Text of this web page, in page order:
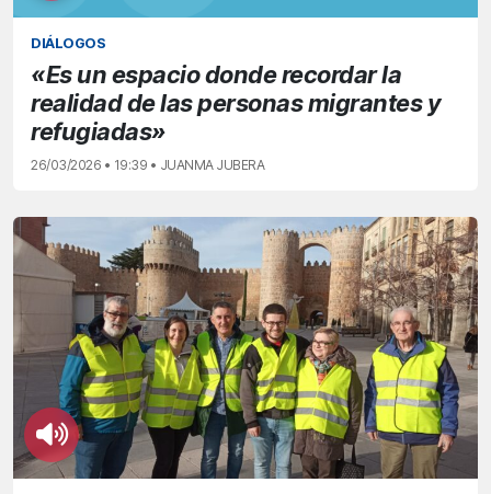
DIÁLOGOS
«Es un espacio donde recordar la
realidad de las personas migrantes y
refugiadas»
26/03/2026 • 19:39 • JUANMA JUBERA